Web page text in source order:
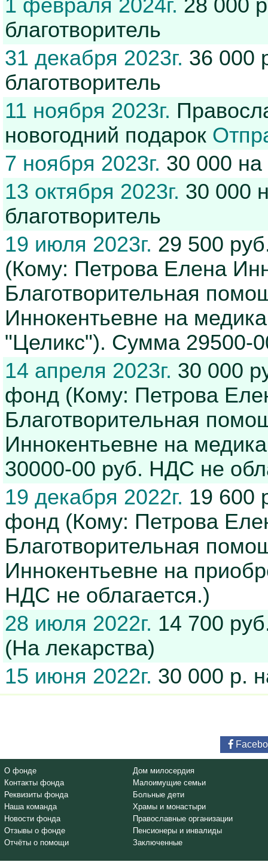
1 февраля 2024г. 28 000
благотворитель
31 декабря 2023г. 36 000
благотворитель
11 ноября 2023г.
новогодний подарок
7 ноября 2023г. 30 000
13 октября 2023г. 30 000
благотворитель
19 июля 2023г. 29 500
(Кому: Петрова Елена
Благотворительная
Иннокентьевне на
"Целикс"). Сумма 29500-
14 апреля 2023г. 30 000
фонд (Кому: Петрова
Благотворительная
Иннокентьевне на
30000-00 руб. НДС не
19 декабря 2022г. 19 600
фонд (Кому: Петрова
Благотворительная
Иннокентьевне на
НДС не облагается.)
28 июля 2022г. 14 700
(На лекарства)
15 июня 2022г. 30 000 р.
О фонде
Контакты фонда
Реквизиты фонда
Наша команда
Новости фонда
Отзывы о фонде
Отчёты о помощи
Дом милосердия
Малоимущие семьи
Больные дети
Храмы и монастыри
Православные организации
Пенсионеры и инвалиды
Заключенные